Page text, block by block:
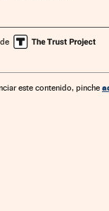
este contenido, pinche